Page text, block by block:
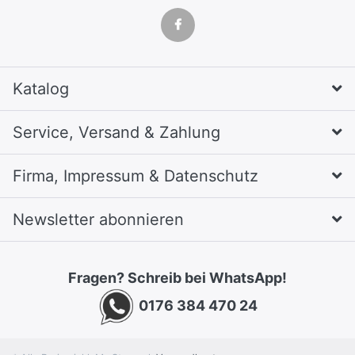
Katalog
Service, Versand & Zahlung
Firma, Impressum & Datenschutz
Newsletter abonnieren
Fragen? Schreib bei WhatsApp!
0176 384 470 24